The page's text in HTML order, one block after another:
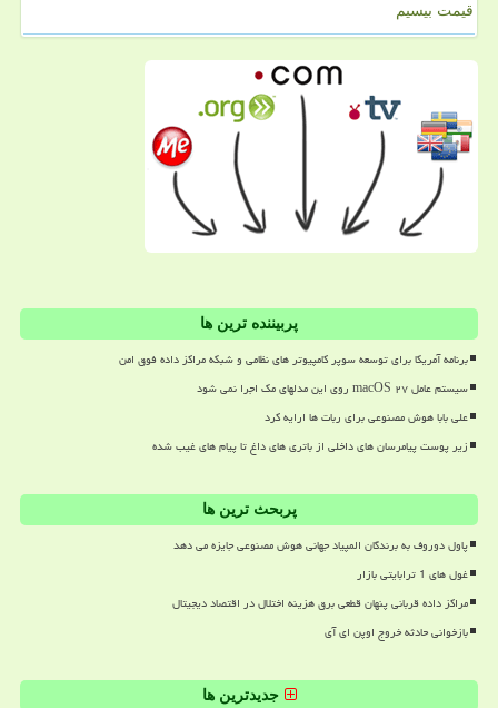
قیمت بیسیم
پربیننده ترین ها
برنامه آمریکا برای توسعه سوپر کامپیوتر های نظامی و شبکه مراکز داده فوق امن
سیستم عامل macOS ۲۷ روی این مدلهای مک اجرا نمی شود
علی بابا هوش مصنوعی برای ربات ها ارایه کرد
زیر پوست پیامرسان های داخلی از باتری های داغ تا پیام های غیب شده
پربحث ترین ها
پاول دوروف به برندگان المپیاد جهانی هوش مصنوعی جایزه می دهد
غول های 1 ترابایتی بازار
مراکز داده قربانی پنهان قطعی برق هزینه اختلال در اقتصاد دیجیتال
بازخوانی حادثه خروج اوپن ای آی
جدیدترین ها